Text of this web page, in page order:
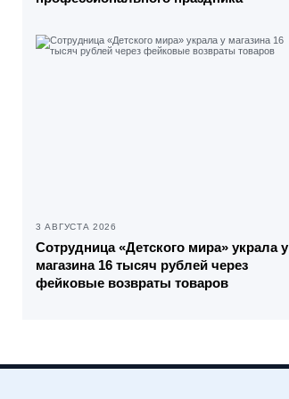
3 АВГУСТА 2026
Сотрудница «Детского мира» украла у
магазина 16 тысяч рублей через
фейковые возвраты товаров